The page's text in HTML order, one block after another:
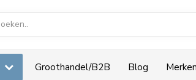
Groothandel/B2B Blog Merken